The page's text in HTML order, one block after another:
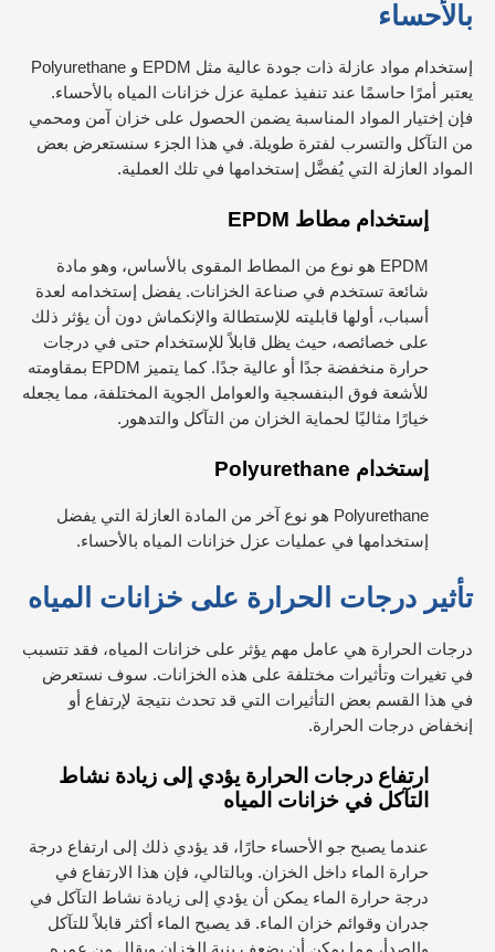
بالأحساء
إستخدام مواد عازلة ذات جودة عالية مثل EPDM و Polyurethane
يعتبر أمرًا حاسمًا عند تنفيذ عملية عزل خزانات المياه بالأحساء.
فإن إختيار المواد المناسبة يضمن الحصول على خزان آمن ومحمي
من التآكل والتسرب لفترة طويلة. في هذا الجزء سنستعرض بعض
المواد العازلة التي يُفضَّل إستخدامها في تلك العملية.
إستخدام مطاط EPDM
EPDM هو نوع من المطاط المقوى بالأساس، وهو مادة
شائعة تستخدم في صناعة الخزانات. يفضل إستخدامه لعدة
أسباب، أولها قابليته للإستطالة والإنكماش دون أن يؤثر ذلك
على خصائصه، حيث يظل قابلاً للإستخدام حتى في درجات
حرارة منخفضة جدًا أو عالية جدًا. كما يتميز EPDM بمقاومته
للأشعة فوق البنفسجية والعوامل الجوية المختلفة، مما يجعله
خيارًا مثاليًا لحماية الخزان من التآكل والتدهور.
إستخدام Polyurethane
Polyurethane هو نوع آخر من المادة العازلة التي يفضل
إستخدامها في عمليات عزل خزانات المياه بالأحساء.
تأثير درجات الحرارة على خزانات المياه
درجات الحرارة هي عامل مهم يؤثر على خزانات المياه، فقد تتسبب
في تغيرات وتأثيرات مختلفة على هذه الخزانات. سوف نستعرض
في هذا القسم بعض التأثيرات التي قد تحدث نتيجة لإرتفاع أو
إنخفاض درجات الحرارة.
ارتفاع درجات الحرارة يؤدي إلى زيادة نشاط
التآكل في خزانات المياه
عندما يصبح جو الأحساء حارًا، قد يؤدي ذلك إلى ارتفاع درجة
حرارة الماء داخل الخزان. وبالتالي، فإن هذا الارتفاع في
درجة حرارة الماء يمكن أن يؤدي إلى زيادة نشاط التآكل في
جدران وقوائم خزان الماء. قد يصبح الماء أكثر قابلاً للتآكل